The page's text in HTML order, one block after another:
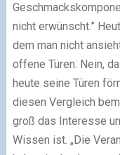
nicht erwünscht.”
dem man nicht
offene Türen. Nein,
heute seine Türen
diesen Vergleich
groß das Interesse
Wissen ist. „Die